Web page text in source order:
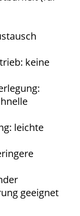
keine
leichte
geeignet